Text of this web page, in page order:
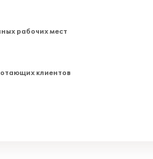
рабочих мест
клиентов